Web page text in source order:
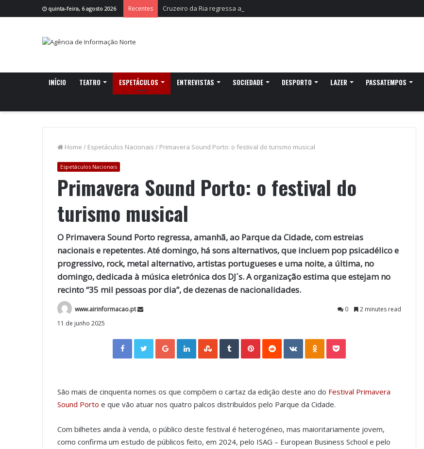
quinta-feira, 6 agosto 2026 Recentes Cruzeiro da Ria regressa a Ovar com experiências náuticas e observação de aves
INÍCIO TEATRO ESPETÁCULOS ENTREVISTAS SOCIEDADE DESPORTO LAZER PASSATEMPOS
Home / Espetáculos Nacionais / Primavera Sound Porto: o festival do turismo musical
Espetáculos Nacionais
Primavera Sound Porto: o festival do
turismo musical
O Primavera Sound Porto regressa, amanhã, ao Parque da Cidade, com estreias
nacionais e repetentes. Até domingo, há sons alternativos, que incluem pop psicadélico e
progressivo, rock, metal alternativo, artistas portugueses e uma noite, a última, no
domingo, dedicada à música eletrónica dos DJ´s. A organização estima que estejam no
recinto “35 mil pessoas por dia”, de dezenas de nacionalidades.
www.airinformacao.pt 0
2 minutes read
11 de junho 2025
Facebook Twitter Google+ LinkedIn StumbleUpon Tumblr VKontakte
São mais de cinquenta nomes os que compõem o cartaz da edição deste ano do Festival Primavera
Sound Porto e que vão atuar nos quatro palcos distribuídos pelo Parque da Cidade.
Com bilhetes ainda à venda, o público deste festival é heterogéneo, mas maioritariamente jovem,
como confirma um estudo de públicos feito, em 2024, pelo ISAG – European Business School e pelo